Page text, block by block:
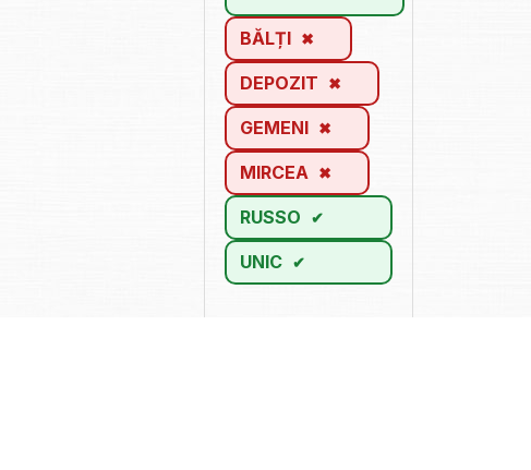
BĂLȚI
DEPOZIT
GEMENI
MIRCEA
RUSSO
UNIC